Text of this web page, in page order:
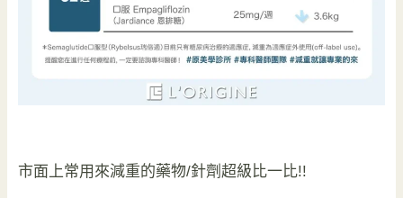
市面上常用來減重的藥物/針劑超級比一比!!